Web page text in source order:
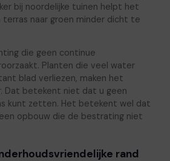
bij noordelijke tuinen helpt het
terras naar groen minder dicht te
die geen continue
Planten die veel water
blad verliezen, maken het
Dat betekent niet dat u geen
kunt zetten. Het betekent wel dat
opbouw die de bestrating niet
rand